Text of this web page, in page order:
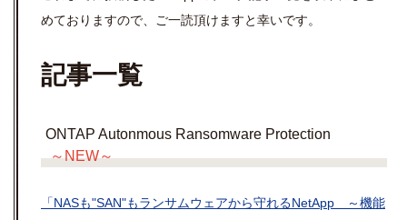
めておりますので、ご一読頂けますと幸いです。
記事一覧
ONTAP Autonmous Ransomware Protection
～NEW～
「NASも"SAN"もランサムウェアから守れるNetApp ～機能